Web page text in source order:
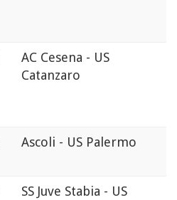
AC Cesena - US
Catanzaro
Ascoli - US Palermo
SS Juve Stabia - US